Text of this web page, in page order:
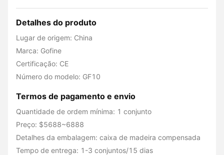
Detalhes do produto
Lugar de origem: China
Marca: Gofine
Certificação: CE
Número do modelo: GF10
Termos de pagamento e envio
Quantidade de ordem mínima: 1 conjunto
Preço: $5688~6888
Detalhes da embalagem: caixa de madeira compensada
Tempo de entrega: 1-3 conjuntos/15 dias